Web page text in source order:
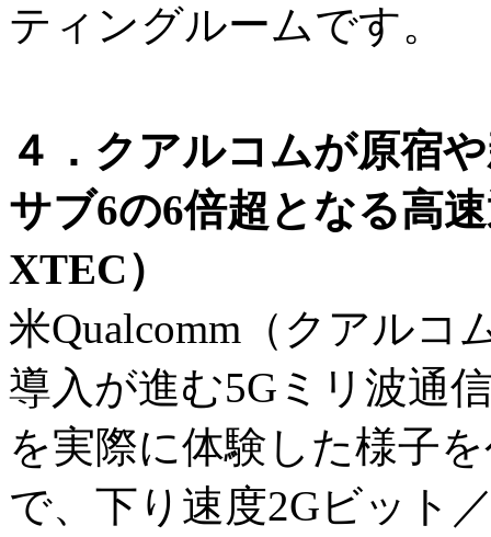
ティングルームです。
４．クアルコムが原宿
サブ6の6倍超となる高
XTEC）
米Qualcomm（クアルコ
導入が進む5Gミリ波通
を実際に体験した様子
で、下り速度2Gビット